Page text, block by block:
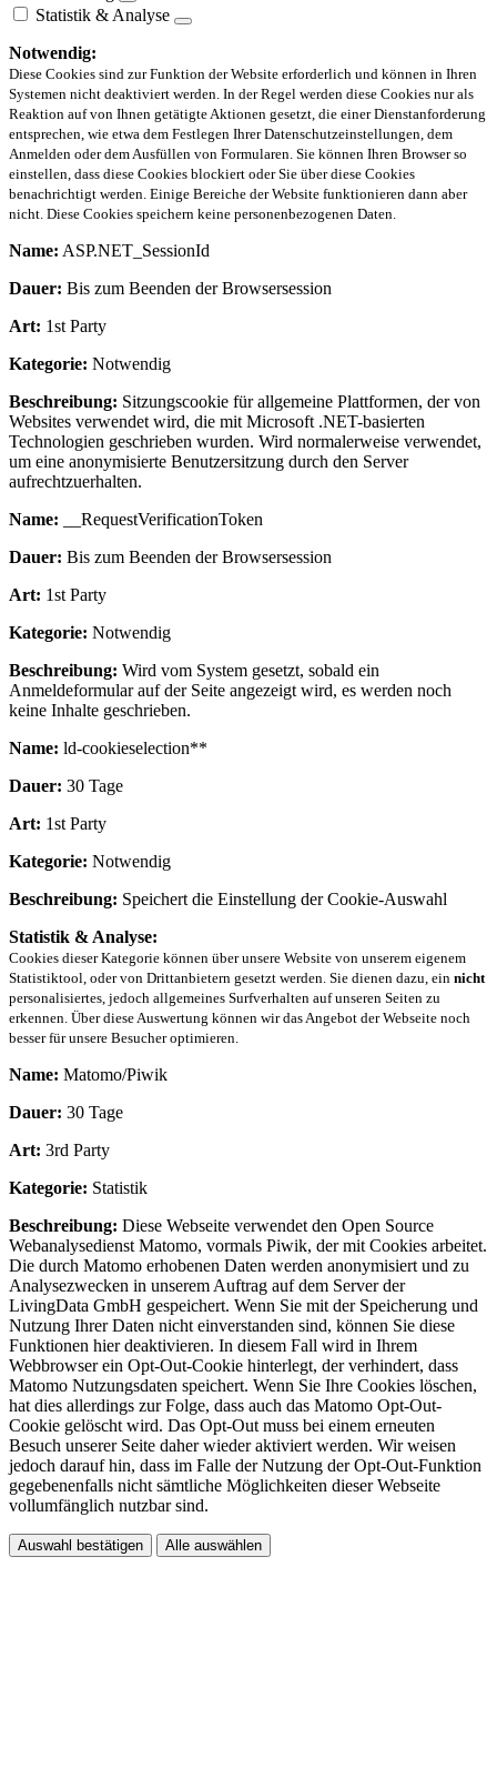
Statistik & Analyse
Notwendig:
Diese Cookies sind zur Funktion der Website erforderlich und können in Ihren
Systemen nicht deaktiviert werden. In der Regel werden diese Cookies nur als
Reaktion auf von Ihnen getätigte Aktionen gesetzt, die einer Dienstanforderung
entsprechen, wie etwa dem Festlegen Ihrer Datenschutzeinstellungen, dem
Anmelden oder dem Ausfüllen von Formularen. Sie können Ihren Browser so
einstellen, dass diese Cookies blockiert oder Sie über diese Cookies
benachrichtigt werden. Einige Bereiche der Website funktionieren dann aber
nicht. Diese Cookies speichern keine personenbezogenen Daten.
Name: ASP.NET_SessionId
Dauer: Bis zum Beenden der Browsersession
Art: 1st Party
Kategorie: Notwendig
Beschreibung: Sitzungscookie für allgemeine Plattformen, der von
Websites verwendet wird, die mit Microsoft .NET-basierten
Technologien geschrieben wurden. Wird normalerweise verwendet,
um eine anonymisierte Benutzersitzung durch den Server
aufrechtzuerhalten.
Name: __RequestVerificationToken
Dauer: Bis zum Beenden der Browsersession
Art: 1st Party
Kategorie: Notwendig
Beschreibung: Wird vom System gesetzt, sobald ein
Anmeldeformular auf der Seite angezeigt wird, es werden noch
keine Inhalte geschrieben.
Name: ld-cookieselection**
Dauer: 30 Tage
Art: 1st Party
Kategorie: Notwendig
Beschreibung: Speichert die Einstellung der Cookie-Auswahl
Statistik & Analyse:
Cookies dieser Kategorie können über unsere Website von unserem eigenem
Statistiktool, oder von Drittanbietern gesetzt werden. Sie dienen dazu, ein nicht
personalisiertes, jedoch allgemeines Surfverhalten auf unseren Seiten zu
erkennen. Über diese Auswertung können wir das Angebot der Webseite noch
besser für unsere Besucher optimieren.
Name: Matomo/Piwik
Dauer: 30 Tage
Art: 3rd Party
Kategorie: Statistik
Beschreibung: Diese Webseite verwendet den Open Source
Webanalysedienst Matomo, vormals Piwik, der mit Cookies arbeitet.
Die durch Matomo erhobenen Daten werden anonymisiert und zu
Analysezwecken in unserem Auftrag auf dem Server der
LivingData GmbH gespeichert. Wenn Sie mit der Speicherung und
Nutzung Ihrer Daten nicht einverstanden sind, können Sie diese
Funktionen hier deaktivieren. In diesem Fall wird in Ihrem
Webbrowser ein Opt-Out-Cookie hinterlegt, der verhindert, dass
Matomo Nutzungsdaten speichert. Wenn Sie Ihre Cookies löschen,
hat dies allerdings zur Folge, dass auch das Matomo Opt-Out-
Cookie gelöscht wird. Das Opt-Out muss bei einem erneuten
Besuch unserer Seite daher wieder aktiviert werden. Wir weisen
jedoch darauf hin, dass im Falle der Nutzung der Opt-Out-Funktion
gegebenenfalls nicht sämtliche Möglichkeiten dieser Webseite
vollumfänglich nutzbar sind.
Auswahl bestätigen Alle auswählen